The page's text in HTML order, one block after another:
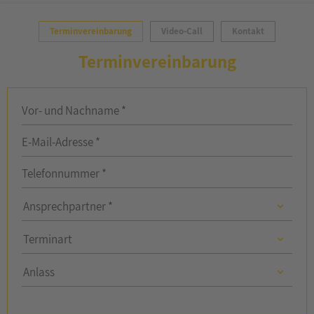
Terminvereinbarung Video-Call Kontakt
Terminvereinbarung
Vor- und Nachname *
E-Mail-Adresse *
Telefonnummer *
Ansprechpartner *
Terminart
Anlass